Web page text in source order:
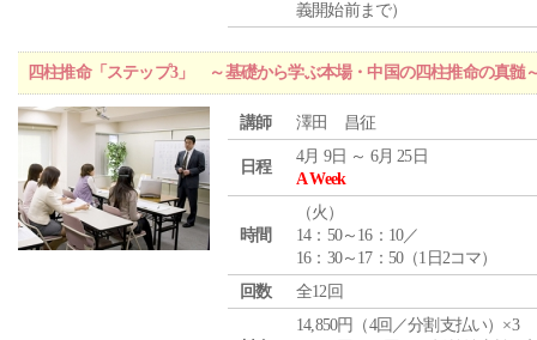
義開始前まで）
四柱推命「ステップ3」 ～基礎から学ぶ本場・中国の四柱推命の真髄
講師 澤田 昌征
日程
4月 9日 ～ 6月 25日
A Week
時間
（火 ）
14：50～16：10／
16：30～17：50（1日2コマ）
回数
全12回
14,850円（4回／分割支払い）×3